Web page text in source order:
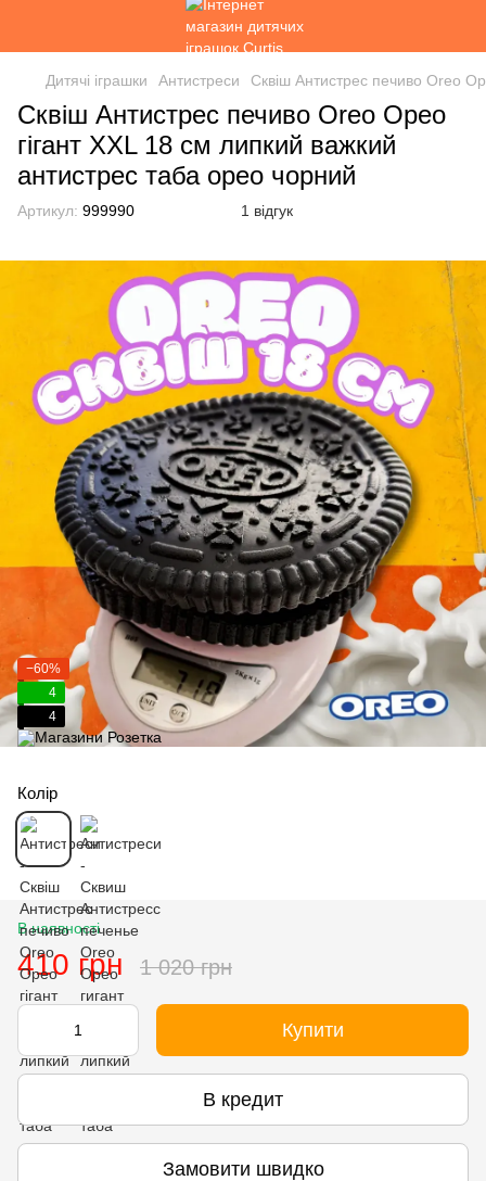
Дитячі іграшки Антистреси Сквіш Антистрес печиво Oreo
Сквіш Антистрес печиво Oreo Орео
гігант XXL 18 см липкий важкий
антистрес таба орео чорний
Артикул: 999990 1 відгук
−60%
4
4
Колір
В наявності
410 грн 1 020 грн
Купити
В кредит
Замовити швидко